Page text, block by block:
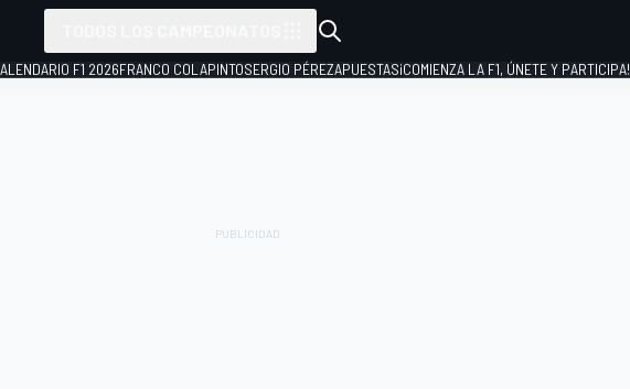
F1 2026FRANCO COLAPINTOSERGIO PÉREZAPUESTAS¡COMIENZA LA F1, ÚNETE Y PARTICIPA!